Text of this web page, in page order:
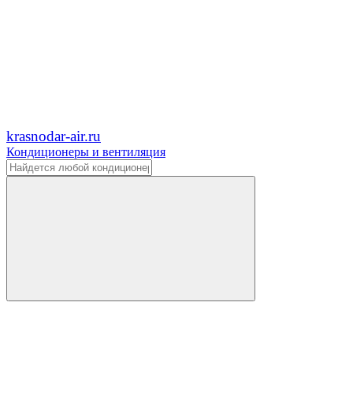
krasnodar-air.ru
Кондиционеры и вентиляция